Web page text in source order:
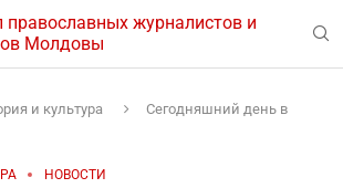
православных журналистов и
Молдовы
и культура
Сегодняшний день в
НОВОСТИ